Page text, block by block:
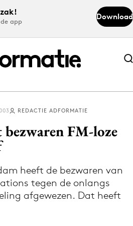
app
Download
Abonneer nu
Abonneer nu
via de Adformatie
app
REDACTIE ADFORMATIE
FM-loze
heeft de bezwaren van
tegen de onlangs
afgewezen. Dat heeft